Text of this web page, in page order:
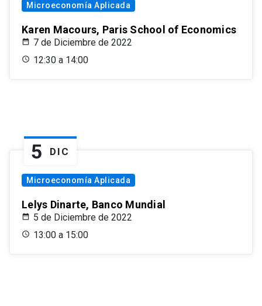
Microeconomía Aplicada
Karen Macours, Paris School of Economics
7 de Diciembre de 2022
12:30 a 14:00
5 DIC
Microeconomía Aplicada
Lelys Dinarte, Banco Mundial
5 de Diciembre de 2022
13:00 a 15:00